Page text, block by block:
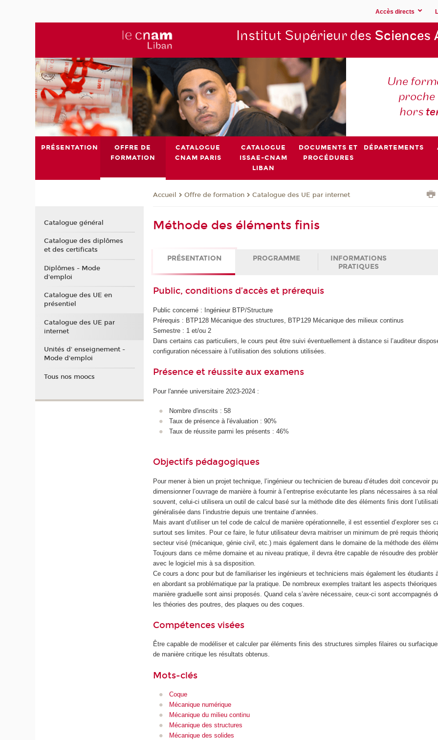
Accès directs
Institut Supérieur des Sciences
Une
proche
hors
PRÉSENTATION
OFFRE DE
FORMATION
CATALOGUE
CNAM PARIS
CATALOGUE
ISSAE-CNAM
LIBAN
DOCUMENTS ET
PROCÉDURES
DÉPARTEMENTS
Accueil Offre de formation Catalogue des UE par internet
Méthode des éléments finis
PRÉSENTATION PROGRAMME
INFORMATIONS
PRATIQUES
Public, conditions d’accès et prérequis
Public concerné : Ingénieur BTP/Structure
Prérequis : BTP128 Mécanique des structures, BTP129 Mécanique des milieux continus
Semestre : 1 et/ou 2
Dans certains cas particuliers, le cours peut être suivi éventuellement à distance si l’auditeur
configuration nécessaire à l’utilisation des solutions utilisées.
Présence et réussite aux examens
Pour l'année universitaire 2023-2024 :
Nombre d'inscrits : 58
Taux de présence à l'évaluation : 90%
Taux de réussite parmi les présents : 46%
Objectifs pédagogiques
Pour mener à bien un projet technique, l’ingénieur ou technicien de bureau d’études doit concevoir
dimensionner l’ouvrage de manière à fournir à l’entreprise exécutante les plans nécessaires à sa
souvent, celui-ci utilisera un outil de calcul basé sur la méthode dite des éléments finis dont
généralisée dans l’industrie depuis une trentaine d’années.
Mais avant d’utiliser un tel code de calcul de manière opérationnelle, il est essentiel d’explorer ses
surtout ses limites. Pour ce faire, le futur utilisateur devra maitriser un minimum de pré requis
secteur visé (mécanique, génie civil, etc.) mais également dans le domaine de la méthode des
Toujours dans ce même domaine et au niveau pratique, il devra être capable de résoudre des
avec le logiciel mis à sa disposition.
Ce cours a donc pour but de familiariser les ingénieurs et techniciens mais également les étudiants
en abordant sa problématique par la pratique. De nombreux exemples traitant les aspects
manière graduelle sont ainsi proposés. Quand cela s’avère nécessaire, ceux-ci sont accompagnés
les théories des poutres, des plaques ou des coques.
Compétences visées
Être capable de modéliser et calculer par éléments finis des structures simples filaires ou
de manière critique les résultats obtenus.
Mots-clés
Coque
Mécanique numérique
Mécanique du milieu continu
Mécanique des structures
Mécanique des solides
Catalogue général
Catalogue des diplômes
et des certificats
Diplômes - Mode
d'emploi
Catalogue des UE en
présentiel
Catalogue des UE par
internet
Unités d' enseignement -
Mode d'emploi
Tous nos moocs